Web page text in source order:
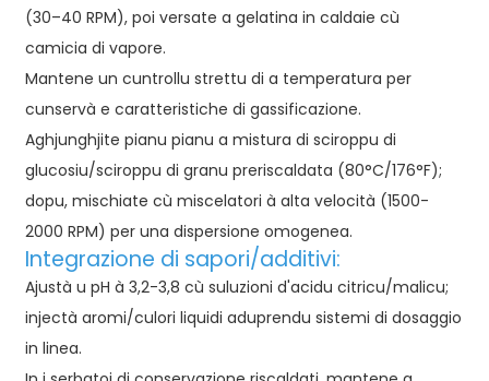
(30–40 RPM), poi versate a gelatina in caldaie cù
camicia di vapore.
Mantene un cuntrollu strettu di a temperatura per
cunservà e caratteristiche di gassificazione.
Aghjunghjite pianu pianu a mistura di sciroppu di
glucosiu/sciroppu di granu preriscaldata (80°C/176°F);
dopu, mischiate cù miscelatori à alta velocità (1500-
2000 RPM) per una dispersione omogenea.
Integrazione di sapori/additivi:
Ajustà u pH à 3,2-3,8 cù suluzioni d'acidu citricu/malicu;
injectà aromi/culori liquidi aduprendu sistemi di dosaggio
in linea.